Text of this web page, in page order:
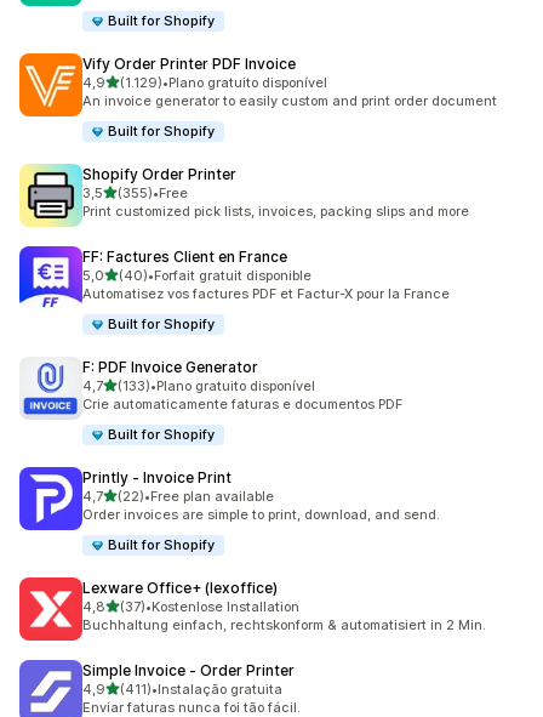
Built for Shopify
Vify Order Printer PDF Invoice
4,9de 5 estrelas
(1.129)
1129 total de avaliações
•Plano gratuito disponível
An invoice generator to easily custom and print order document
Built for Shopify
Shopify Order Printer
3,5de 5 estrelas
(355)
355 total de avaliações
•Free
Print customized pick lists, invoices, packing slips and more
FF: Factures Client en France
5,0de 5 estrelas
(40)
40 total de avaliações
•Forfait gratuit disponible
Automatisez vos factures PDF et Factur-X pour la France
Built for Shopify
F: PDF Invoice Generator
4,7de 5 estrelas
(133)
133 total de avaliações
•Plano gratuito disponível
Crie automaticamente faturas e documentos PDF
Built for Shopify
Printly ‑ Invoice Print
4,7de 5 estrelas
(22)
22 total de avaliações
•Free plan available
Order invoices are simple to print, download, and send.
Built for Shopify
Lexware Office+ (lexoffice)
4,8de 5 estrelas
(37)
37 total de avaliações
•Kostenlose Installation
Buchhaltung einfach, rechtskonform & automatisiert in 2 Min.
Simple Invoice ‑ Order Printer
4,9de 5 estrelas
(411)
411 total de avaliações
•Instalação gratuita
Enviar faturas nunca foi tão fácil.